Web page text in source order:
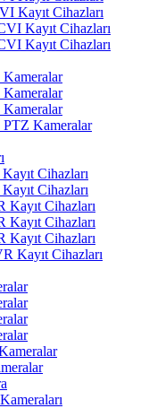
Kayıt Cihazları
Kayıt Cihazları
Kayıt Cihazları
Kameralar
Cihazları
Cihazları
Cihazları
Cihazları
Cihazları
Kayıt Cihazları